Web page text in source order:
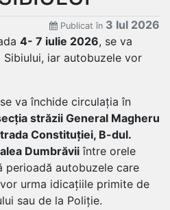
Publicat în 3 Iul 2026
4- 7 iulie 2026, se va
iar autobuzele vor
se va închide circulația în
străzii General Magheru
Constituției, B-dul.
Dumbrăvii între orele
perioadă autobuzele care
urma idicațiile primite de
sau de la Poliție.